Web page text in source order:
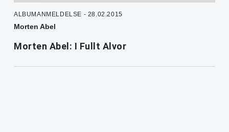
ALBUMANMELDELSE - 28.02.2015
Morten Abel
Morten Abel: I Fullt Alvor